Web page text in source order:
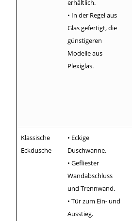
erhältlich.
• In der Regel aus
Glas gefertigt, die
günstigeren
Modelle aus
Plexiglas.
Klassische
Eckdusche
• Eckige
Duschwanne.
• Gefliester
Wandabschluss
und Trennwand.
• Tür zum Ein- und
Ausstieg.